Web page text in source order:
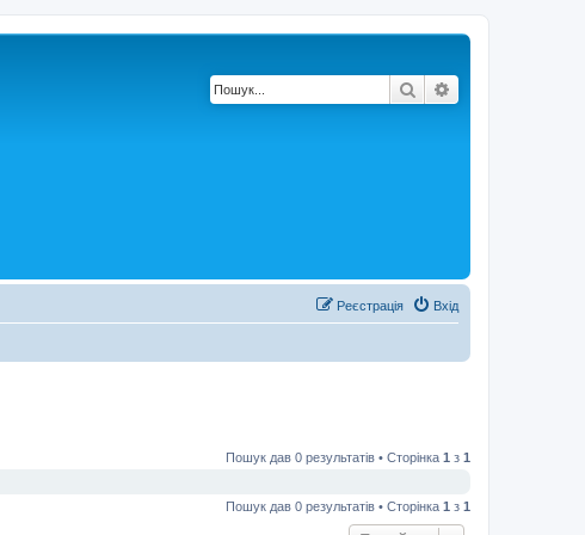
Пошук
Вхід
Реєстрація
Пошук дав 0 результатів • Сторінка 1 з 1
Пошук дав 0 результатів • Сторінка 1 з 1